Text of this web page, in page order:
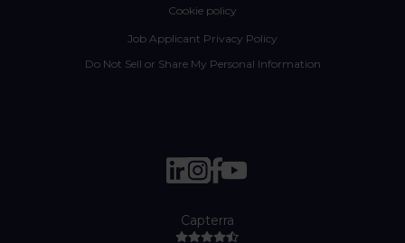
Cookie policy
Job Applicant Privacy Policy
Do Not Sell or Share My Personal Information
Capterra